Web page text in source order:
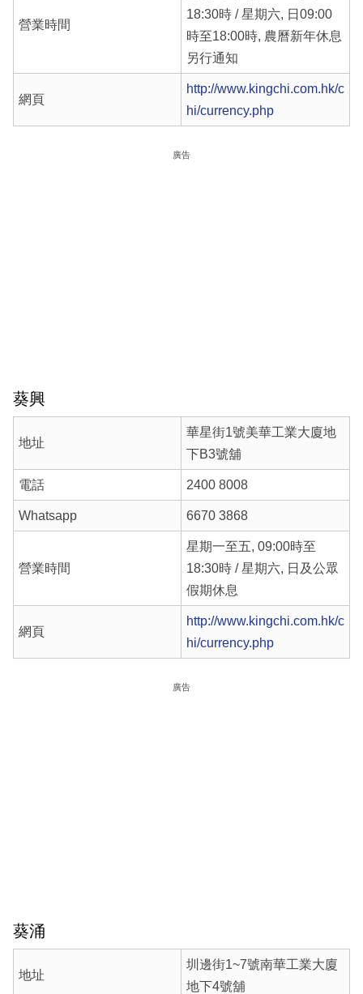
營業時間
18:30時 / 星期六, 日09:00
時至18:00時, 農曆新年休息
另行通知
網頁
http://www.kingchi.com.hk/c
hi/currency.php
廣告
葵興
地址
華星街1號美華工業大廈地
下B3號舖
電話 2400 8008
Whatsapp 6670 3868
營業時間
星期一至五, 09:00時至
18:30時 / 星期六, 日及公眾
假期休息
網頁
http://www.kingchi.com.hk/c
hi/currency.php
廣告
葵涌
地址
圳邊街1~7號南華工業大廈
地下4號舖